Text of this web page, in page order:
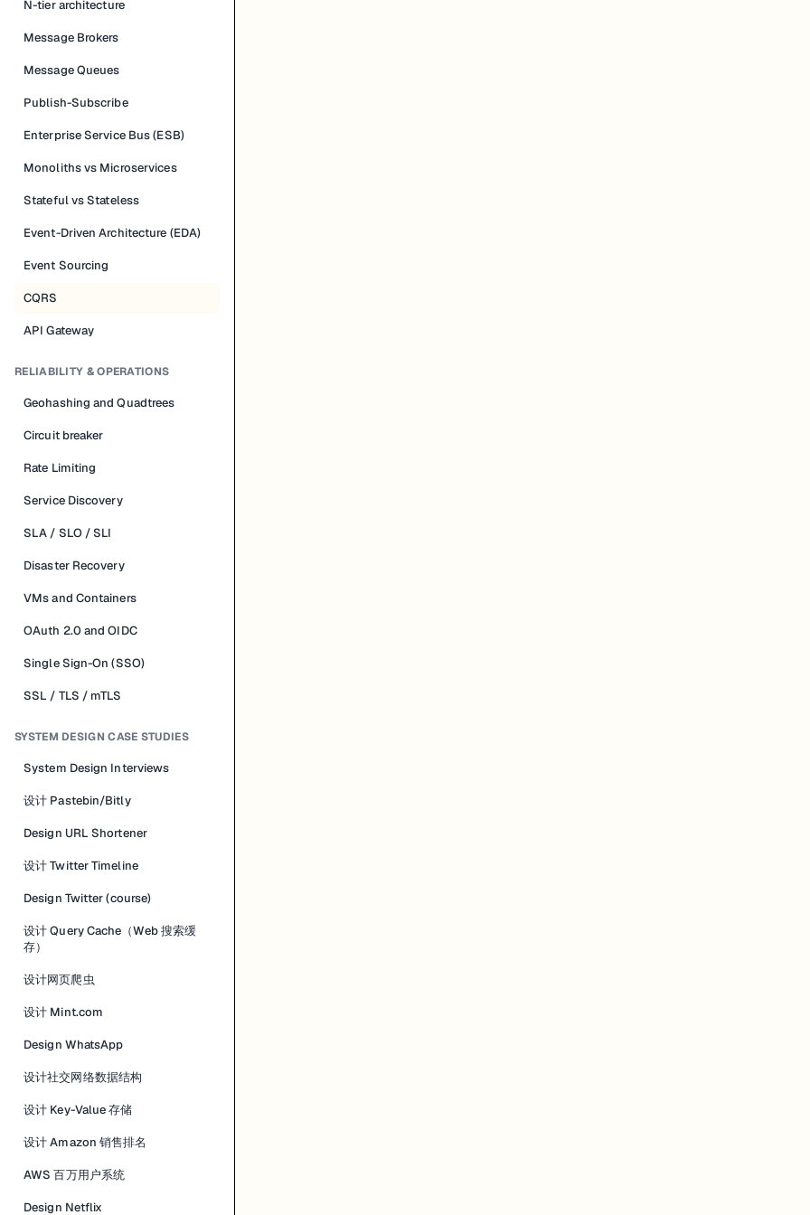
N-tier architecture
Message Brokers
Message Queues
Publish-Subscribe
Enterprise Service Bus (ESB)
Monoliths vs Microservices
Stateful vs Stateless
Event-Driven Architecture (EDA)
Event Sourcing
CQRS
API Gateway
RELIABILITY & OPERATIONS
Geohashing and Quadtrees
Circuit breaker
Rate Limiting
Service Discovery
SLA / SLO / SLI
Disaster Recovery
VMs and Containers
OAuth 2.0 and OIDC
Single Sign-On (SSO)
SSL / TLS / mTLS
SYSTEM DESIGN CASE STUDIES
System Design Interviews
设计 Pastebin/Bitly
Design URL Shortener
设计 Twitter Timeline
Design Twitter (course)
设计 Query Cache（Web 搜索缓
存）
设计网页爬虫
设计 Mint.com
Design WhatsApp
设计社交网络数据结构
设计 Key-Value 存储
设计 Amazon 销售排名
AWS 百万用户系统
Design Netflix